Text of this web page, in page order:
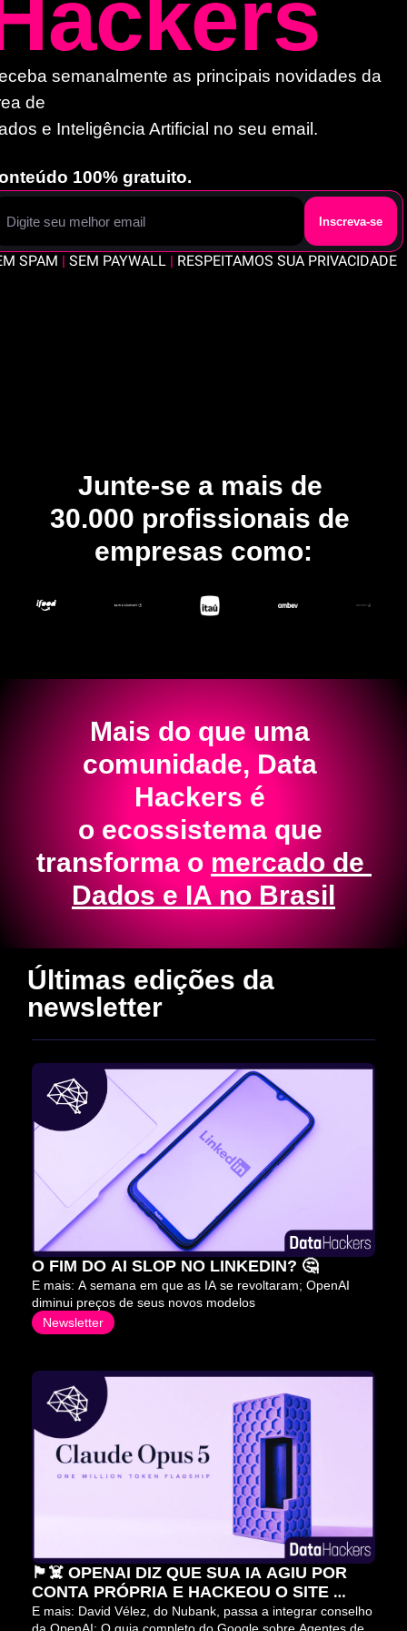
semanalmente as principais novidades da
de
e Inteligência Artificial no seu email.
100% gratuito.
Inscreva-se
SPAM | SEM PAYWALL | RESPEITAMOS SUA PRIVACIDADE
Junte-se a mais de
30.000 profissionais de
empresas como:
Mais do que uma
comunidade, Data
Hackers é
o ecossistema que
transforma o mercado de
Dados e IA no Brasil
Últimas edições da
newsletter
O FIM DO AI SLOP NO LINKEDIN? 🤔
E mais: A semana em que as IA se revoltaram; OpenAI
diminui preços de seus novos modelos
Newsletter
🏴‍☠️ OPENAI DIZ QUE SUA IA AGIU POR
CONTA PRÓPRIA E HACKEOU O SITE
HUGGING FACE
E mais: David Vélez, do Nubank, passa a integrar conselho